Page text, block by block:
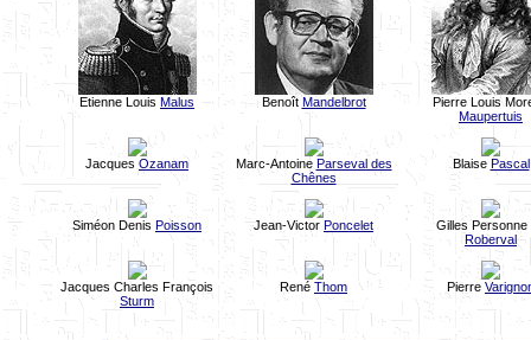
Etienne Louis Malus Benoît Mandelbrot
Pierre Louis
Maupertuis
Jacques Ozanam Marc-Antoine Parseval des
Chênes
Blaise Pascal
Siméon Denis Poisson Jean-Victor Poncelet
Gilles Personne
Roberval
Jacques Charles François
Sturm
René Thom Pierre